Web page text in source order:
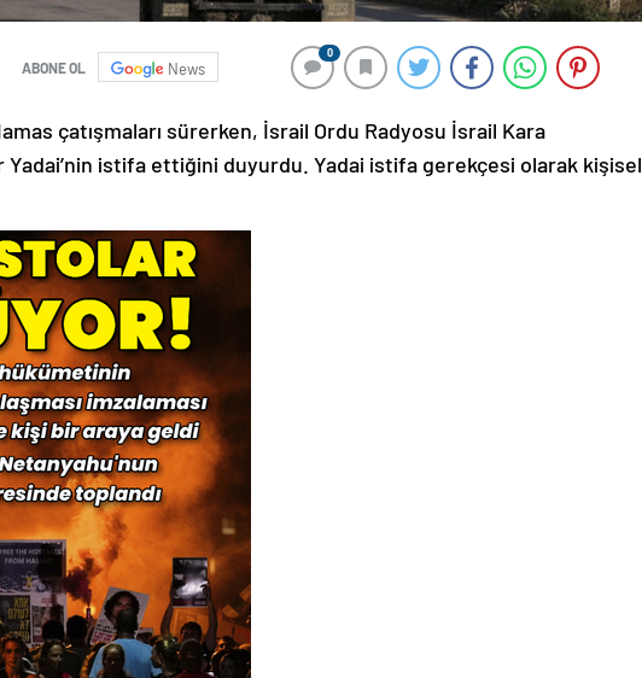
ABONE OL News
0
çatışmaları sürerken, İsrail Ordu Radyosu İsrail Kara
Yadai’nin istifa ettiğini duyurdu. Yadai istifa gerekçesi olarak kişisel